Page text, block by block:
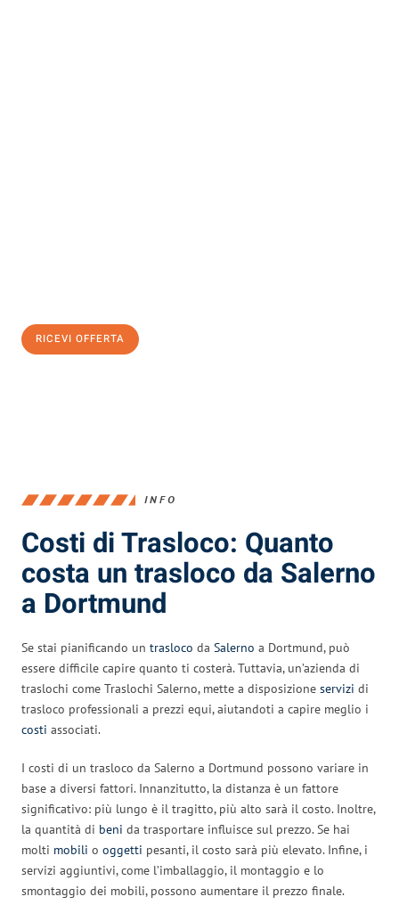
RICEVI OFFERTA
INFO
Costi di Trasloco: Quanto
costa un trasloco da Salerno
a Dortmund
Se stai pianificando un trasloco da Salerno a Dortmund, può
essere difficile capire quanto ti costerà. Tuttavia, un’azienda di
traslochi come Traslochi Salerno, mette a disposizione servizi di
trasloco professionali a prezzi equi, aiutandoti a capire meglio i
costi associati.
I costi di un trasloco da Salerno a Dortmund possono variare in
base a diversi fattori. Innanzitutto, la distanza è un fattore
significativo: più lungo è il tragitto, più alto sarà il costo. Inoltre,
la quantità di beni da trasportare influisce sul prezzo. Se hai
molti mobili o oggetti pesanti, il costo sarà più elevato. Infine, i
servizi aggiuntivi, come l’imballaggio, il montaggio e lo
smontaggio dei mobili, possono aumentare il prezzo finale.